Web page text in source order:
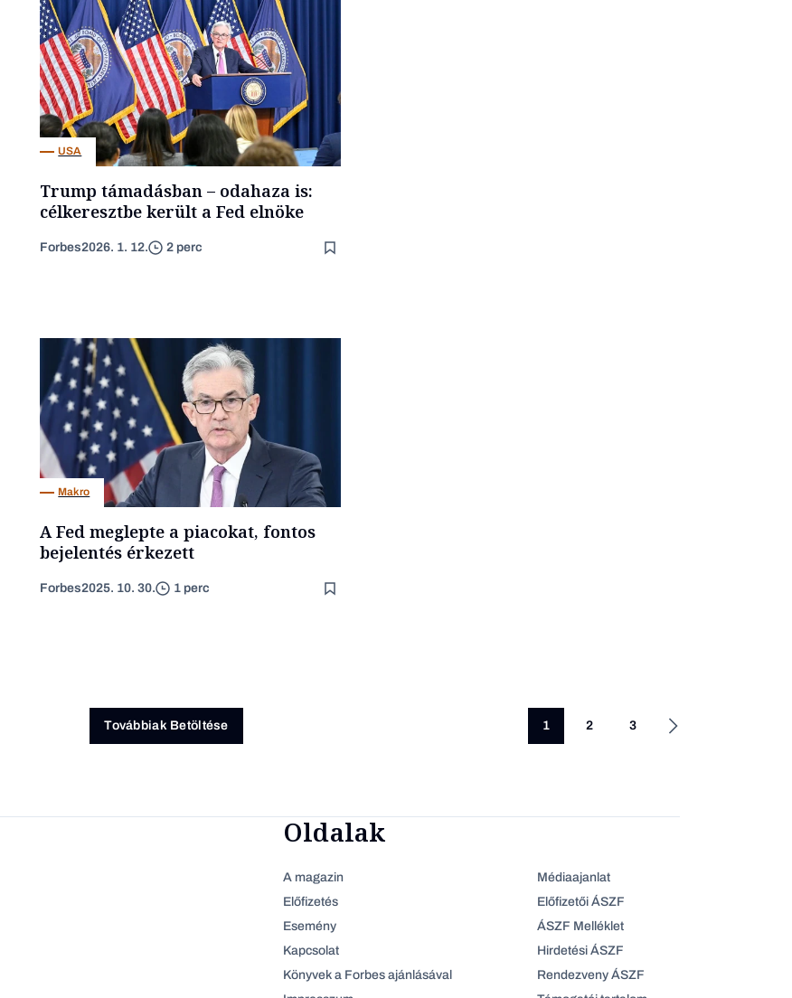
USA
Trump támadásban – odahaza is:
célkeresztbe került a Fed elnöke
Forbes2026. 1. 12. 2 perc
Makro
A Fed meglepte a piacokat, fontos
bejelentés érkezett
Forbes2025. 10. 30. 1 perc
Továbbiak Betöltése 1 2 3
Oldalak
A magazin
Előfizetés
Esemény
Kapcsolat
Könyvek a Forbes ajánlásával
Médiaajanlat
Előfizetői ÁSZF
ÁSZF Melléklet
Hirdetési ÁSZF
Rendezveny ÁSZF